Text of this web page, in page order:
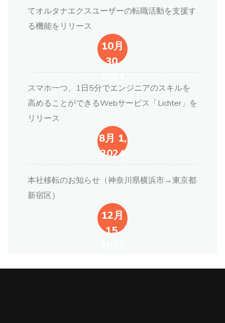
てオルタナエクスユーザーの転職活動を支援す
る機能をリリース
10月
30,
2024
スマホ一つ、1日5分でエンジニアのスキルを
高めることができるWebサービス「Lichter」を
リリース
8月 1,
2024
本社移転のお知らせ（神奈川県横浜市→東京都
新宿区）
12月
15,